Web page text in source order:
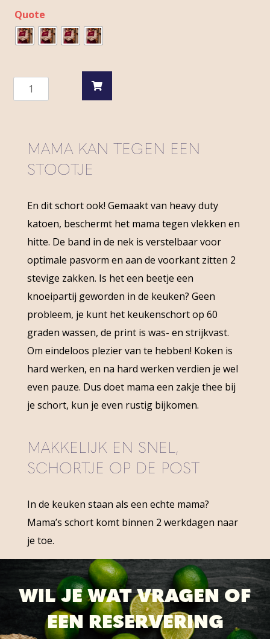
Quote
Mama's
Keukenshort
MAMA KAN TEGEN EEN
STOOTJE
En dit schort ook! Gemaakt van heavy duty
katoen, beschermt het mama tegen vlekken en
hitte. De band in de nek is verstelbaar voor
optimale pasvorm en aan de voorkant zitten 2
stevige zakken. Is het een beetje een
knoeipartij geworden in de keuken? Geen
probleem, je kunt het keukenschort op 60
graden wassen, de print is was- en strijkvast.
Om eindeloos plezier van te hebben! Koken is
hard werken, en na hard werken verdien je wel
even pauze. Dus doet mama een zakje thee bij
je schort, kun je even rustig bijkomen.
MAKKELIJK EN SNEL,
SCHORTJE OP DE POST
In de keuken staan als een echte mama?
Mama’s schort komt binnen 2 werkdagen naar
je toe.
WIL JE WAT VRAGEN OF
EEN RESERVERING